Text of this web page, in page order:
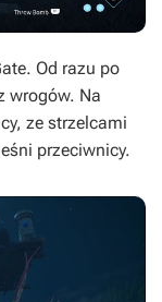
Od razu po
wrogów. Na
ze strzelcami
przeciwnicy.